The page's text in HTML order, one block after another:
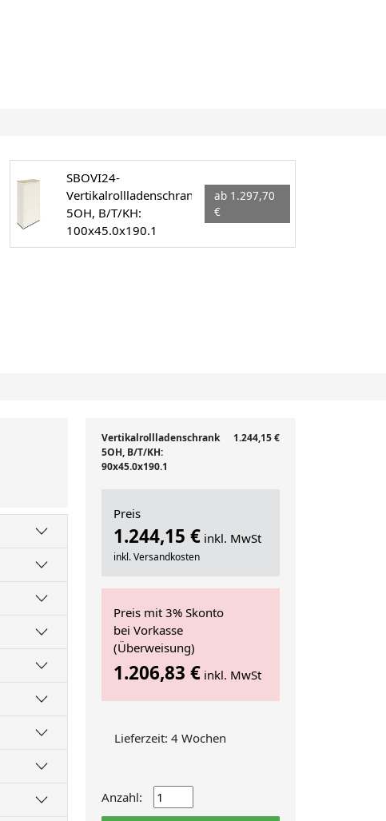
SBOVI24-
Vertikalrollladenschrank
5OH, B/T/KH:
100x45.0x190.1
ab 1.297,70
€
Vertikalrollladenschrank
5OH, B/T/KH:
90x45.0x190.1
1.244,15 €
Preis
1.244,15 € inkl. MwSt
inkl. Versandkosten
Preis mit 3% Skonto
bei Vorkasse
(Überweisung)
1.206,83 € inkl. MwSt
Lieferzeit: 4 Wochen
Anzahl: